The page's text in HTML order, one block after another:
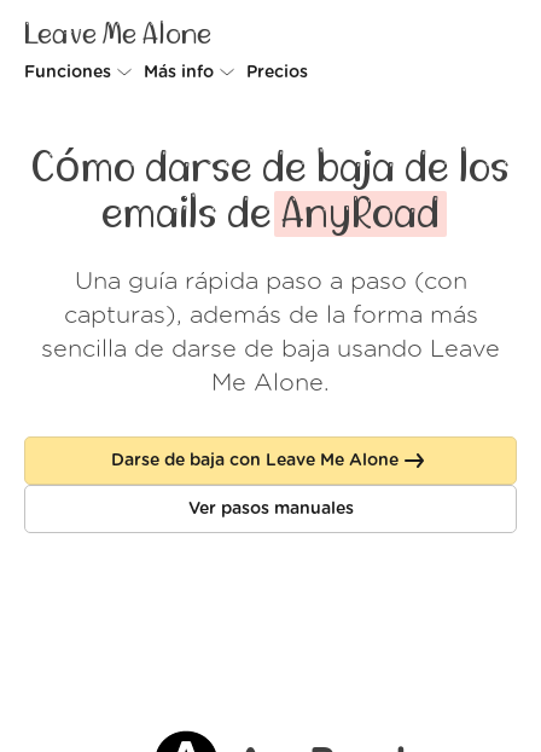
Leave Me Alone
Funciones
Spam Blocker
Do-not-disturb
Más info
Cómo funciona
Seguridad
Muro de amor
FAQ
Precios
Cómo darse de baja de los
emails de AnyRoad
Una guía rápida paso a paso (con
capturas), además de la forma más
sencilla de darse de baja usando Leave
Me Alone.
Darse de baja con Leave Me Alone
Ver pasos manuales